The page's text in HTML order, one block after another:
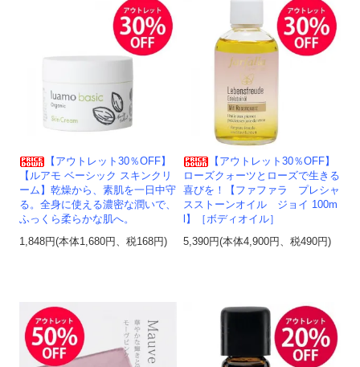
【アウトレット30％OFF】
【ルアモ ベーシック スキンクリ
ーム】乾燥から、素肌を一日中守
る。全身に使える濃密な潤いで、
ふっくら柔らかな肌へ。
1,848円(本体1,680円、税168円)
【アウトレット30％OFF】
ローズクォーツとローズで生きる
喜びを！【ファファラ プレシャ
スストーンオイル ジョイ 100m
l】［ボディオイル］
5,390円(本体4,900円、税490円)